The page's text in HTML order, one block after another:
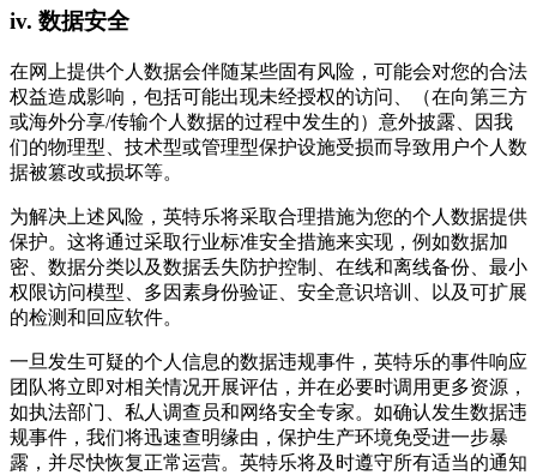
iv. 数据安全
在网上提供个人数据会伴随某些固有风险，可能会对您的合法
权益造成影响，包括可能出现未经授权的访问、（在向第三方
或海外分享/传输个人数据的过程中发生的）意外披露、因我
们的物理型、技术型或管理型保护设施受损而导致用户个人数
据被篡改或损坏等。
为解决上述风险，英特乐将采取合理措施为您的个人数据提供
保护。这将通过采取行业标准安全措施来实现，例如数据加
密、数据分类以及数据丢失防护控制、在线和离线备份、最小
权限访问模型、多因素身份验证、安全意识培训、以及可扩展
的检测和回应软件。
一旦发生可疑的个人信息的数据违规事件，英特乐的事件响应
团队将立即对相关情况开展评估，并在必要时调用更多资源，
如执法部门、私人调查员和网络安全专家。如确认发生数据违
规事件，我们将迅速查明缘由，保护生产环境免受进一步暴
露，并尽快恢复正常运营。英特乐将及时遵守所有适当的通知